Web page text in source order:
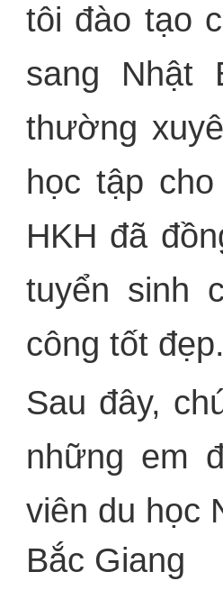
tôi đào tạo
sang Nhật
thường
học tập
HKH đã
tuyển sinh
công tốt
Sau đây,
những em
viên du học
Bắc